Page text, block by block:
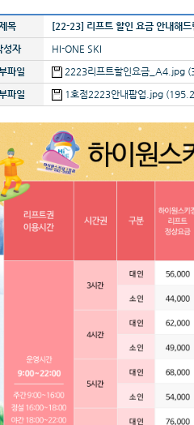
목
[22-23] 리프트 할인 요금 안내해드
성자
HI-ONE SKI
파일
2223리프트할인요금_A4.jpg
파일
1호점2223안내팝업.jpg